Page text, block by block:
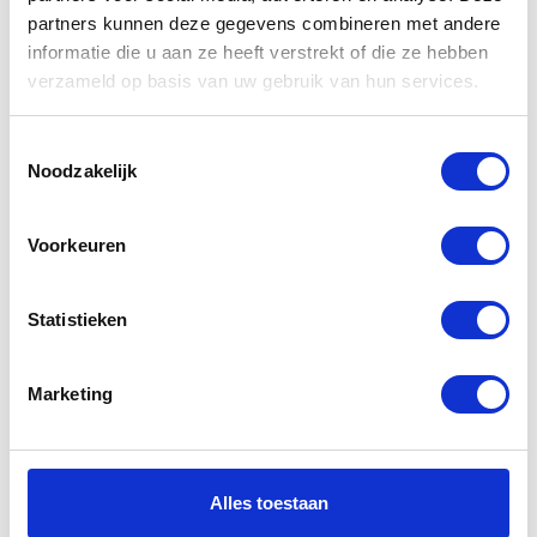
partners kunnen deze gegevens combineren met andere
informatie die u aan ze heeft verstrekt of die ze hebben
verzameld op basis van uw gebruik van hun services.
Noodzakelijk
Voorkeuren
Statistieken
Marketing
Alles toestaan
Gerelateerde
producten
Yamaha
Jacket
-39%
Rukka Vilma
€399,00